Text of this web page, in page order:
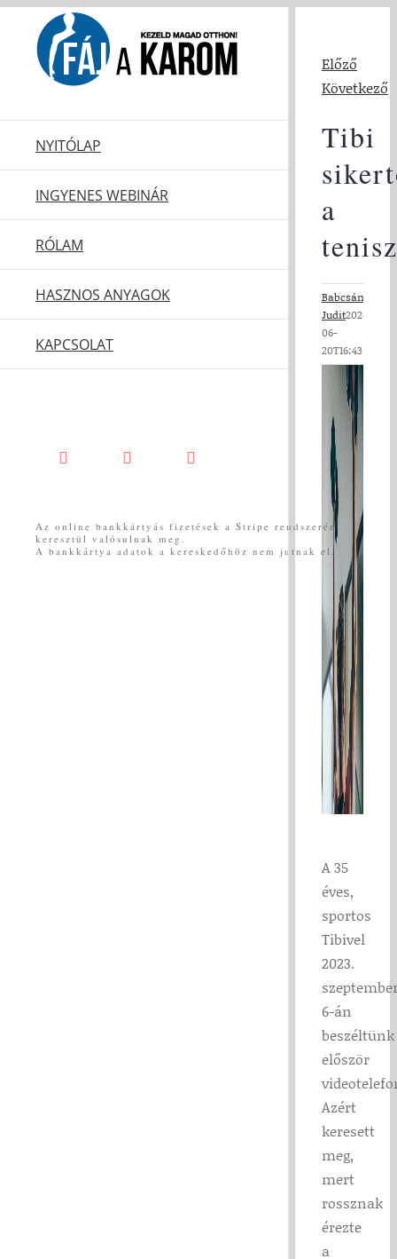
Kihagyás
NYITÓLAP
INGYENES WEBINÁR
RÓLAM
HASZNOS ANYAGOK
KAPCSOLAT
FacebookYouTube Messenger
Az online bankkártyás fizetések a Stripe rendszerén
keresztül valósulnak meg.
A bankkártya adatok a kereskedőhöz nem jutnak el.
Előző
Következő
Tibi
a
Babcsányi
Judit2026-
06-
View
Larger
Image
A 35
éves,
sportos
Tibivel
2023.
6-án
beszéltünk
először
Azért
keresett
meg,
mert
rossznak
érezte
a